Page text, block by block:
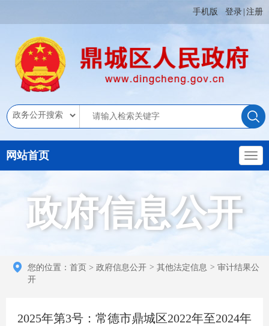
手机版 登录 注册
网站首页
政府信息公开
您的位置： 首页 > 政府信息公开 > 其他法定信息 > 审计结果公
开
2025年第3号：常德市鼎城区2022年至2024年